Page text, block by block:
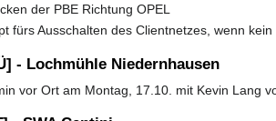
der PBE Richtung OPEL
fürs Ausschalten des Clientnetzes, wenn
- Lochmühle Niedernhausen
vor Ort am Montag, 17.10. mit Kevin Lang